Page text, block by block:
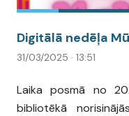
Digitālā nedēļa
31/03/2025 · 13:51
Laika posmā no
bibliotēkā